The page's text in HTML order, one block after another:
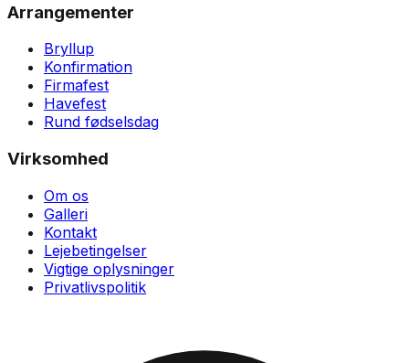
Arrangementer
Bryllup
Konfirmation
Firmafest
Havefest
Rund fødselsdag
Virksomhed
Om os
Galleri
Kontakt
Lejebetingelser
Vigtige oplysninger
Privatlivspolitik